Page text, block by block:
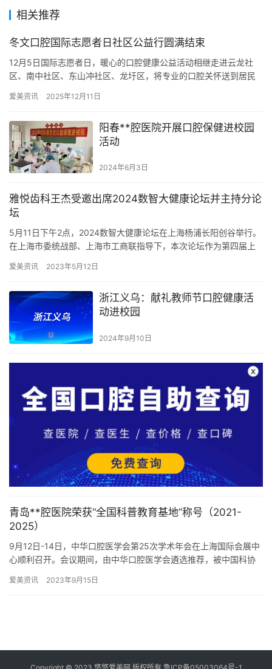
相关推荐
冬文口腔国际志愿者日社区公益行圆满结束
12月5日国际志愿者日，暖心的口腔健康公益活动相继走进云龙社
区、南中社区、东山冲社区、龙圩区，将专业的口腔关怀送到居民
通…
爱美资讯 2025年12月11日
阳春**腔医院开展口腔保健进校园
活动
2024年6月3日
雅悦齿科王杰受邀出席2024数智大健康论坛并主持分论
坛
5月11日下午2点，2024数智大健康论坛在上海杨浦长阳创谷举行。
在上海市委统战部、上海市工商联指导下，本次论坛作为第四届上
爱美资讯 2023年5月12日
浙江义乌：献礼教师节口腔健康活
动进校园
2024年9月10日
青岛**腔医院荣获“全国科普教育基地”称号（2021-
2025）
9月12日-14日，中华口腔医学会第25次学术年会在上海国际会展中
心顺利召开。会议期间，由中华口腔医学会遴选推荐，被中国科协
爱美资讯 2023年9月15日